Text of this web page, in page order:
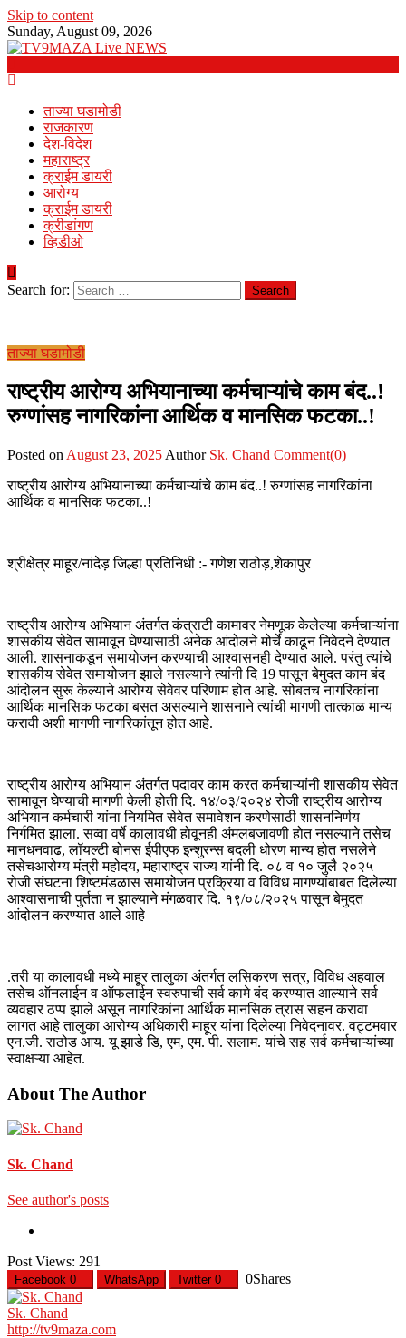
Skip to content
Sunday, August 09, 2026
ताज्या घडामोडी
राजकारण
देश-विदेश
महाराष्ट्र
क्राईम डायरी
आरोग्य
क्राईम डायरी
क्रीडांगण
व्हिडीओ
Search for:
ताज्या घडामोडी
राष्ट्रीय आरोग्य अभियानाच्या कर्मचाऱ्यांचे काम बंद..!
रुग्णांसह नागरिकांना आर्थिक व मानसिक फटका..!
Posted on August 23, 2025 Author Sk. Chand Comment(0)
राष्ट्रीय आरोग्य अभियानाच्या कर्मचाऱ्यांचे काम बंद..! रुग्णांसह नागरिकांना
आर्थिक व मानसिक फटका..!
श्रीक्षेत्र माहूर/नांदेड़ जिल्हा प्रतिनिधी :- गणेश राठोड़,शेकापुर
राष्ट्रीय आरोग्य अभियान अंतर्गत कंत्राटी कामावर नेमणूक केलेल्या कर्मचाऱ्यांना
शासकीय सेवेत सामावून घेण्यासाठी अनेक आंदोलने मोर्चे काढून निवेदने देण्यात
आली. शासनाकडून समायोजन करण्याची आश्वासनही देण्यात आले. परंतु त्यांचे
शासकीय सेवेत समायोजन झाले नसल्याने त्यांनी दि 19 पासून बेमुदत काम बंद
आंदोलन सुरू केल्याने आरोग्य सेवेवर परिणाम होत आहे. सोबतच नागरिकांना
आर्थिक मानसिक फटका बसत असल्याने शासनाने त्यांची मागणी तात्काळ मान्य
करावी अशी मागणी नागरिकांतून होत आहे.
राष्ट्रीय आरोग्य अभियान अंतर्गत पदावर काम करत कर्मचाऱ्यांनी शासकीय सेवेत
सामावून घेण्याची मागणी केली होती दि. १४/०३/२०२४ रोजी राष्ट्रीय आरोग्य
अभियान कर्मचारी यांना नियमित सेवेत समावेशन करणेसाठी शासननिर्णय
निर्गमित झाला. सव्वा वर्षे कालावधी होवूनही अंमलबजावणी होत नसल्याने तसेच
मानधनवाढ, लॉयल्टी बोनस ईपीएफ इन्शुरन्स बदली धोरण मान्य होत नसलेने
तसेचआरोग्य मंत्री महोदय, महाराष्ट्र राज्य यांनी दि. ०८ व १० जुलै २०२५
रोजी संघटना शिष्टमंडळास समायोजन प्रक्रिया व विविध मागण्यांबाबत दिलेल्या
आश्वासनाची पुर्तता न झाल्याने मंगळवार दि. १९/०८/२०२५ पासून बेमुदत
आंदोलन करण्यात आले आहे
.तरी या कालावधी मध्ये माहूर तालुका अंतर्गत लसिकरण सत्र, विविध अहवाल
तसेच ऑनलाईन व ऑफलाईन स्वरुपाची सर्व कामे बंद करण्यात आल्याने सर्व
व्यवहार ठप्प झाले असून नागरिकांना आर्थिक मानसिक त्रास सहन करावा
लागत आहे तालुका आरोग्य अधिकारी माहूर यांना दिलेल्या निवेदनावर. वट्टमवार
एन.जी. राठोड आय. यू झाडे डि, एम, एम. पी. सलाम. यांचे सह सर्व कर्मचाऱ्यांच्या
स्वाक्षऱ्या आहेत.
About The Author
Sk. Chand
See author's posts
Post Views: 291
Facebook 0 WhatsApp Twitter 0 0Shares
Sk. Chand
http://tv9maza.com